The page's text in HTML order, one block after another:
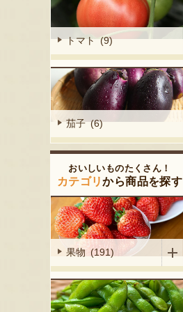
トマト (9)
茄子 (6)
おいしいものたくさん！
カテゴリから商品を探す
果物 (191)